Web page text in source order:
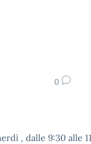
0
, dalle 9:30 alle